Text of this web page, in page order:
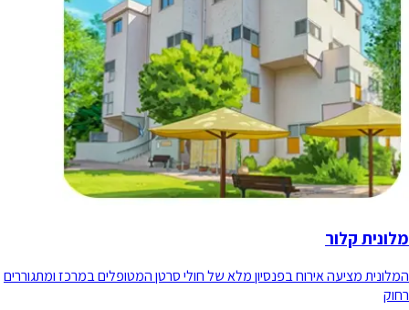
מלונית קלור
המלונית מציעה אירוח בפנסיון מלא של חולי סרטן המטופלים במרכז ומתגוררים
רחוק